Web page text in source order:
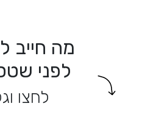
מה חייב
לפני
לחצו